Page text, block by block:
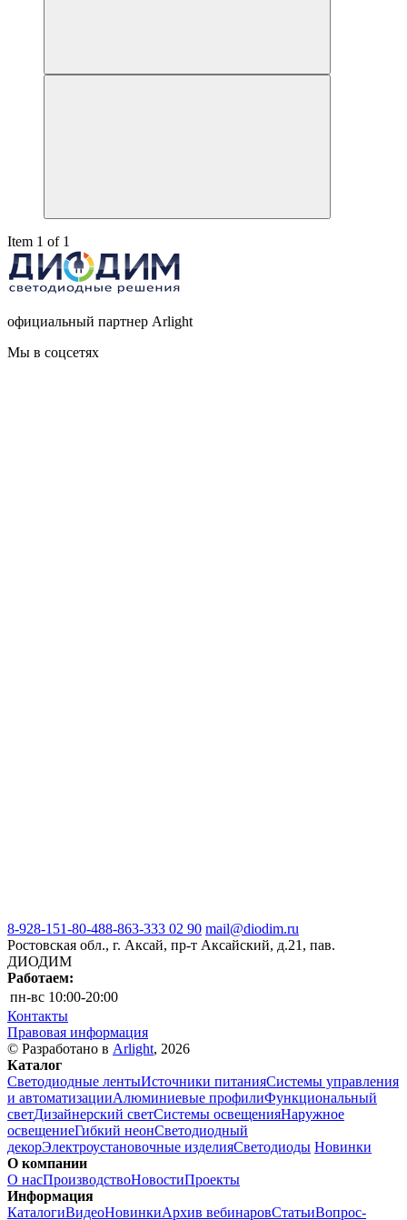
Item 1 of 1
официальный партнер Arlight
Мы в соцсетях
8-928-151-80-488-863-333 02 90 mail@diodim.ru
Ростовская обл., г. Аксай, пр-т Аксайский, д.21, пав.
ДИОДИМ
Работаем:
пн-вс 10:00-20:00
Контакты
Правовая информация
© Разработано в Arlight, 2026
Каталог
Светодиодные лентыИсточники питанияСистемы управления
и автоматизацииАлюминиевые профилиФункциональный
светДизайнерский светСистемы освещенияНаружное
освещениеГибкий неонСветодиодный
декорЭлектроустановочные изделияСветодиоды Новинки
О компании
О насПроизводствоНовостиПроекты
Информация
КаталогиВидеоНовинкиАрхив вебинаровСтатьиВопрос-